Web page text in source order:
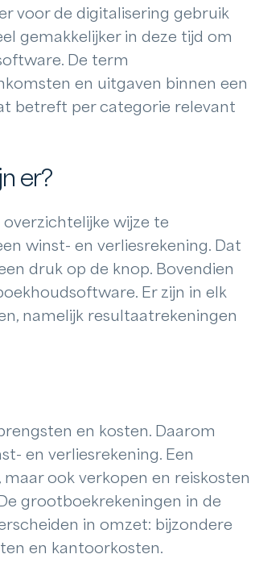
voor de digitalisering gebruik
gemakkelijker in deze tijd om
De term
en uitgaven binnen een
betreft per categorie relevant
er?
wijze te
winst- en verliesrekening. Dat
druk op de knop. Bovendien
Er zijn in elk
namelijk resultaatrekeningen
en kosten. Daarom
en verliesrekening. Een
ook verkopen en reiskosten
grootboekrekeningen in de
in omzet: bijzondere
en kantoorkosten.